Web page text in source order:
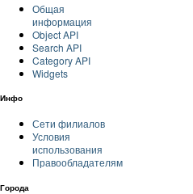
Общая
информация
Object API
Search API
Category API
Widgets
Инфо
Сети филиалов
Условия
использования
Правообладателям
Города